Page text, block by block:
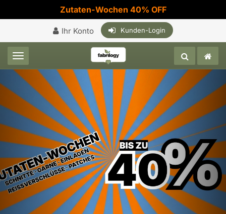
Zutaten-Wochen 40% OFF
Ihr Konto Kunden-Login
Toggle navigation